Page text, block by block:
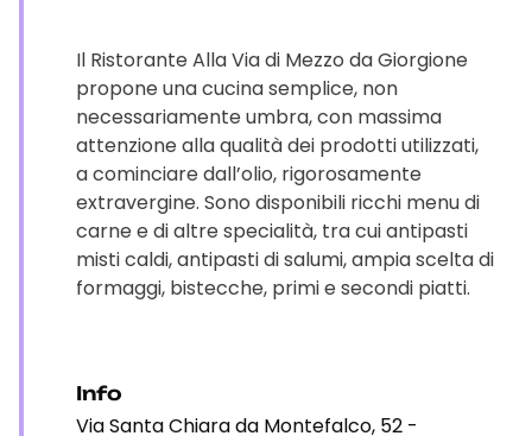
Il Ristorante Alla Via di Mezzo da Giorgione
propone una cucina semplice, non
necessariamente umbra, con massima
attenzione alla qualità dei prodotti utilizzati,
a cominciare dall’olio, rigorosamente
extravergine. Sono disponibili ricchi menu di
carne e di altre specialità, tra cui antipasti
misti caldi, antipasti di salumi, ampia scelta di
formaggi, bistecche, primi e secondi piatti.
Info
Via Santa Chiara da Montefalco, 52 -